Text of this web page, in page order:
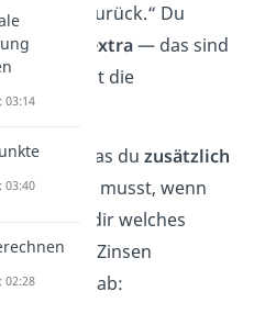
zurück.“ Du
2,50 € extra— das sind
hier setzt die
an.
Geld, das duzusätzlich
zahlen musst, wenn
oder dir welches
hoch die Zinsen
davon ab:
03:14
03:40
02:28